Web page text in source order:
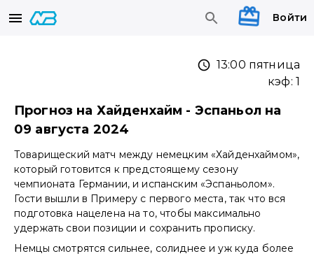
Войти
13:00 пятница
кэф: 1
Прогноз на Хайденхайм - Эспаньол на
09 августа 2024
Товарищеский матч между немецким «Хайденхаймом»,
который готовится к предстоящему сезону
чемпионата Германии, и испанским «Эспаньолом».
Гости вышли в Примеру с первого места, так что вся
подготовка нацелена на то, чтобы максимально
удержать свои позиции и сохранить прописку.
Немцы смотрятся сильнее, солиднее и уж куда более